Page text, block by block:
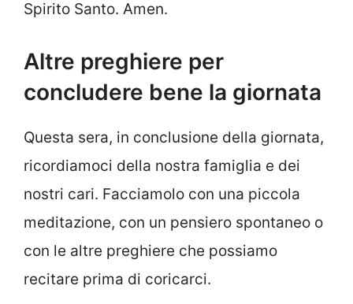
Spirito Santo. Amen.
Altre preghiere per
concludere bene la giornata
Questa sera, in conclusione della giornata,
ricordiamoci della nostra famiglia e dei
nostri cari. Facciamolo con una piccola
meditazione, con un pensiero spontaneo o
con le altre preghiere che possiamo
recitare prima di coricarci.